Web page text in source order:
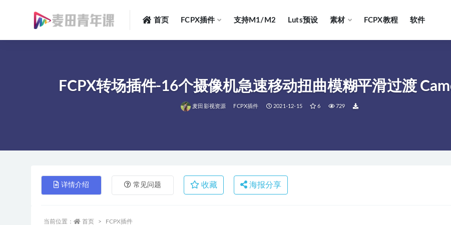
首页 FCPX插件 支持M1/M2 Luts预设 素材 FCPX教程 软件
FCPX转场插件-16个摄像机急速移动扭曲模糊平滑过渡
麦田影视资源 FCPX插件 2021-12-15 6 729
详情介绍 常见问题 收藏 海报分享
当前位置： 首页 FCPX插件